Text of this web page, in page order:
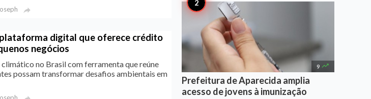

digital que oferece crédito
negócios
no Brasil com ferramenta que reúne
possam transformar desafios ambientais em
9 
Prefeitura de Aparecida amplia
acesso de jovens à imunização